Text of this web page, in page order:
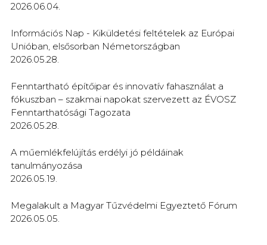
2026.06.04.
Információs Nap - Kiküldetési feltételek az Európai
Unióban, elsősorban Németországban
2026.05.28.
Fenntartható építőipar és innovatív fahasználat a
fókuszban – szakmai napokat szervezett az ÉVOSZ
Fenntarthatósági Tagozata
2026.05.28.
A műemlékfelújítás erdélyi jó példáinak
tanulmányozása
2026.05.19.
Megalakult a Magyar Tűzvédelmi Egyeztető Fórum
2026.05.05.